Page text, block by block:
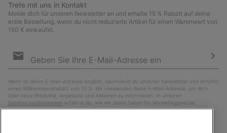
Trete mit uns in Kontakt
Melde dich für unseren Newsletter an und erhalte 15 % Rabatt auf deine
erste Bestellung, wenn du nicht reduzierte Artikel für einen Warenwert von
150 € einkaufst.
Anmeldung
Wenn du deine E-Mail-Adresse angibst, abonnierst du unseren Newsletter und erhältst
einen Willkommensrabatt von 15 %. Wir verwenden deine E-Mail-Adresse, um dich
über neue Produkte, Angebote und Aktionen zu informieren. In unseren
Datenschutzhinweisen erfährst du, wie wir deine Daten für Marketingzwecke
verarbeiten und wie du deine Zustimmung widerrufen kannst.